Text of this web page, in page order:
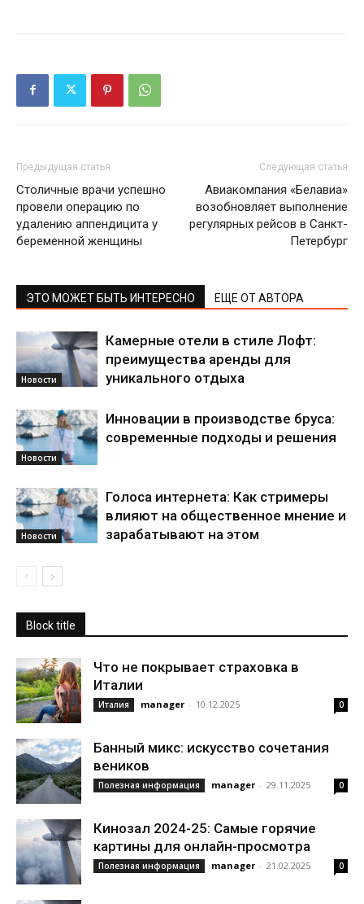
Предыдущая статья
Столичные врачи успешно
провели операцию по
удалению аппендицита у
беременной женщины
Следующая статья
Авиакомпания «Белавиа»
возобновляет выполнение
регулярных рейсов в Санкт-
Петербург
ЭТО МОЖЕТ БЫТЬ ИНТЕРЕСНО ЕЩЕ ОТ АВТОРА
Новости
Камерные отели в стиле Лофт:
преимущества аренды для
уникального отдыха
Новости
Инновации в производстве бруса:
современные подходы и решения
Новости
Голоса интернета: Как стримеры
влияют на общественное мнение и
зарабатывают на этом
Block title
Что не покрывает страховка в
Италии
Италия manager - 10.12.2025 0
Банный микс: искусство сочетания
веников
Полезная информация manager - 29.11.2025 0
Кинозал 2024-25: Самые горячие
картины для онлайн-просмотра
Полезная информация manager - 21.02.2025 0